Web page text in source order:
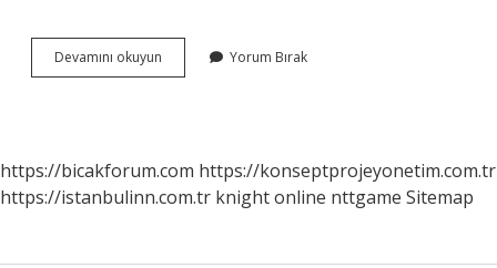
Devamını okuyun
Nelerdir
Yorum Bırak
https://bicakforum.com https://konseptprojeyonetim.com.tr
https://istanbulinn.com.tr knight online nttgame Sitemap